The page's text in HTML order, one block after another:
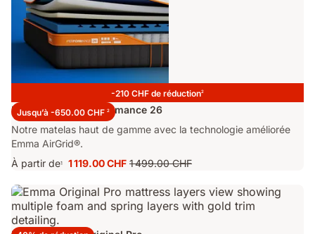
-210 CHF de réduction2
Jusqu’à -650.00 CHF 2
Matelas Emma Performance 26
Notre matelas haut de gamme avec la technologie améliorée
Emma AirGrid®.
À partir de1
Prix
1 119.00 CHF Prix
1 499.00 CHF
1 499.00 CHF